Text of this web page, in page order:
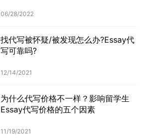
06/28/2022
找代写被怀疑/被发现怎么办?Essay代
写可靠吗?
12/14/2021
为什么代写价格不一样？影响留学生
Essay代写价格的五个因素
11/19/2021